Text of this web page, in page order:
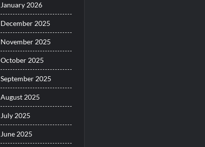
January 2026
December 2025
November 2025
October 2025
September 2025
August 2025
July 2025
June 2025